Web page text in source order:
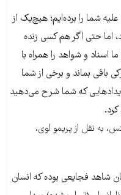
شما را برده‌ایم؛ هیچ‌یک از
اما حتی اگر هم کسی زنده
ما اسناد و شواهد را همراه با
باقی بماند و برخی از شما
که شما شرح می‌دهید
به نقل از پریمو لوی،
شاهد فجایعی بوده که انسان